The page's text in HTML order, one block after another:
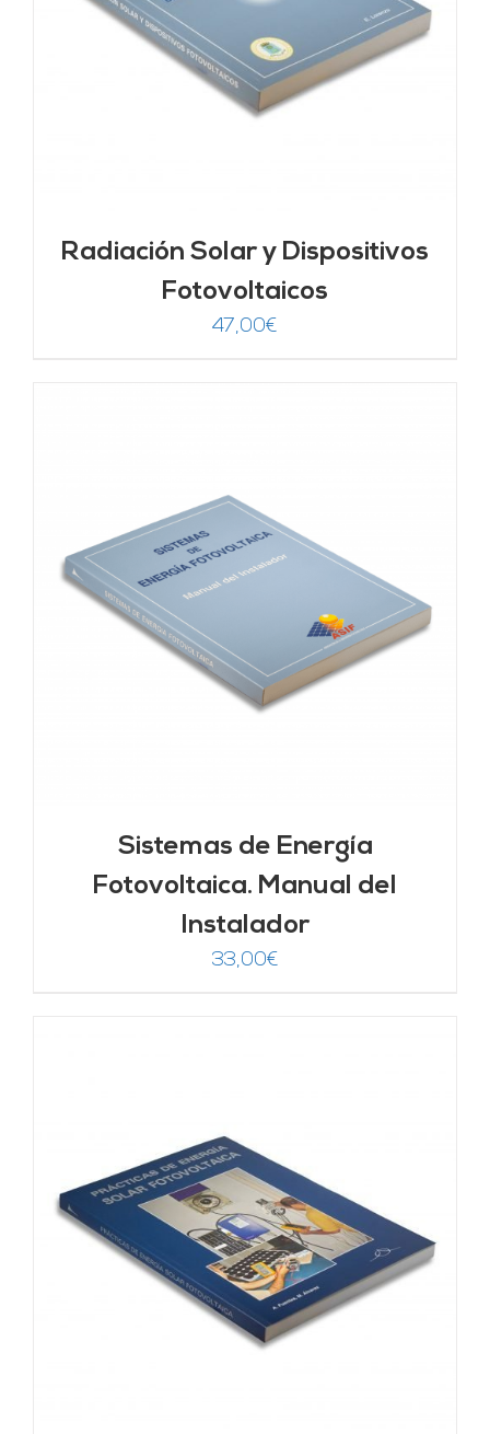
Radiación Solar y Dispositivos
Fotovoltaicos
47,00€
Sistemas de Energía
Fotovoltaica. Manual del
Instalador
33,00€